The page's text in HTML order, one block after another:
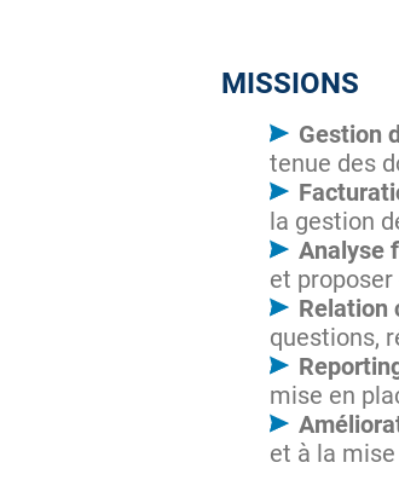
MISSIONS
Gestion
tenue des
la gestion
Analyse
et
Relation
questions,
mise en
et à la